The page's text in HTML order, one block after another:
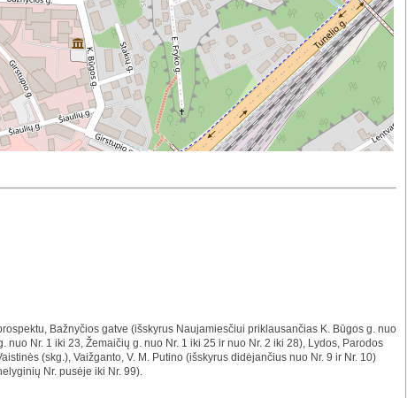
Bažnyčios gatve (išskyrus Naujamiesčiui priklausančias K. Būgos g. nuo
Nr. 1 iki 23, Žemaičių g. nuo Nr. 1 iki 25 ir nuo Nr. 2 iki 28), Lydos, Parodos
(skg.), Vaižganto, V. M. Putino (išskyrus didėjančius nuo Nr. 9 ir Nr. 10)
Nr. pusėje iki Nr. 99).